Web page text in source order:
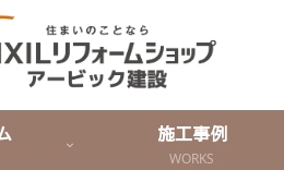
施工事例
WORKS